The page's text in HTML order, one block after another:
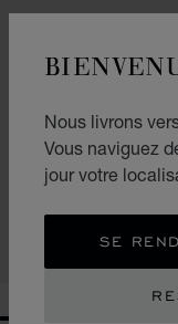
Nous livrons
Vous naviguez
jour votre
SE
PENDULETTE DE
MÉTAL ARGENTÉ
CHF 845